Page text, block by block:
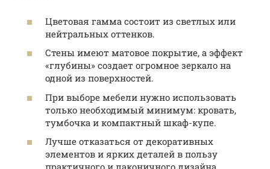
Цветовая гамма состоит из светлых или
нейтральных оттенков.
Стены имеют матовое покрытие, а эффект
«глубины» создает огромное зеркало на
одной из поверхностей.
При выборе мебели нужно использовать
только необходимый минимум: кровать,
тумбочка и компактный шкаф-купе.
Лучше отказаться от декоративных
элементов и ярких деталей в пользу